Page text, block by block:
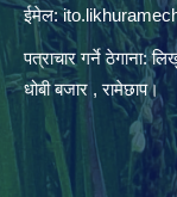
ईमेल:
पत्राचार गर्ने ठेगाना:
धोबी बजार , रामेछाप।